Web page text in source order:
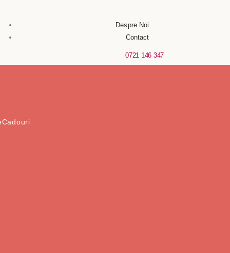
Despre Noi
Contact
0721 146 347
Cadouri